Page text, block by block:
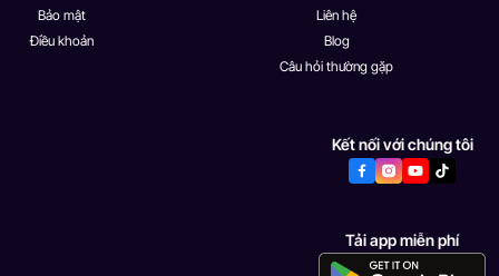
Bảo mật
Điều khoản
Liên hệ
Blog
Câu hỏi thường gặp
Kết nối với chúng tôi
Tải app miễn phí